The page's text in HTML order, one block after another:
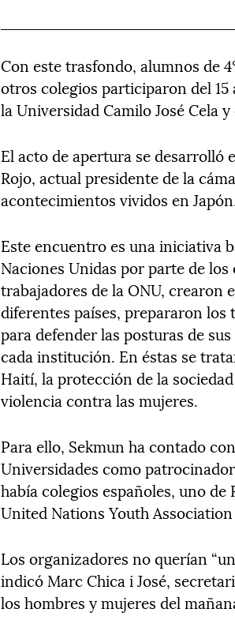
Con este trasfondo, alumnos de
otros colegios participaron del 15
la Universidad Camilo José Cela
El acto de apertura se desarrolló
Rojo, actual presidente de la
acontecimientos vividos en
Este encuentro es una iniciativa
Naciones Unidas por parte de
trabajadores de la ONU, crearon
diferentes países, prepararon
para defender las posturas de
cada institución. En éstas se
Haití, la protección de la
violencia contra las mujeres.
Para ello, Sekmun ha contado
Universidades como
había colegios españoles, uno
United Nations Youth
Los organizadores no querían
indicó Marc Chica i José,
los hombres y mujeres del